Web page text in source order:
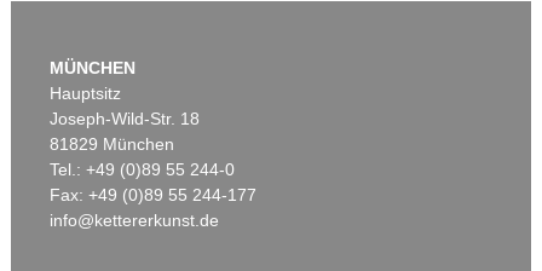
Auktion 540 - Lot 24
MÜNCHEN
Hauptsitz
Joseph-Wild-Str. 18
81829 München
Tel.: +49 (0)89 55 244-0
Fax: +49 (0)89 55 244-177
info@kettererkunst.de